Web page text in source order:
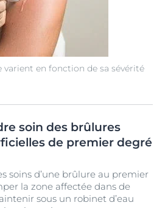
varient en fonction de sa sévérité
soin des brûlures
de premier degré
soins d’une brûlure au premier
la zone affectée dans de
sous un robinet d’eau